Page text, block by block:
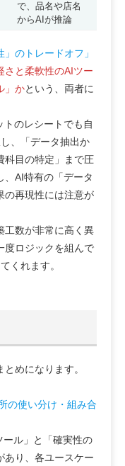
で、品名や店名
からAIが推論
のトレードオフ」
さと柔軟性のAIツー
」かという、両者に
トのレシートでも自
、「データ抽出か
科目の特定」まで圧
、AI特有の「データ
の再現性には注意が
工数が非常に高く異
度ロジックを組んで
くれます。
めになります。
の使い分け・組み合
ール」と「確実性の
あり、各ユースケー